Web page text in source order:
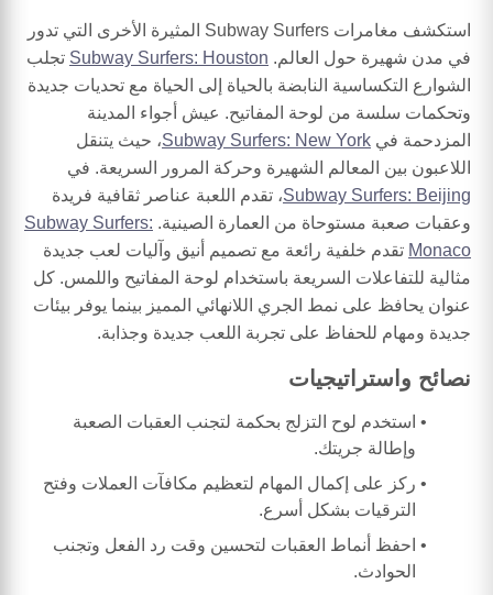
استكشف مغامرات Subway Surfers المثيرة الأخرى التي تدور
في مدن شهيرة حول العالم. Subway Surfers: Houston تجلب
الشوارع التكساسية النابضة بالحياة إلى الحياة مع تحديات جديدة
وتحكمات سلسة من لوحة المفاتيح. عيش أجواء المدينة
المزدحمة في Subway Surfers: New York، حيث يتنقل
اللاعبون بين المعالم الشهيرة وحركة المرور السريعة. في
Subway Surfers: Beijing، تقدم اللعبة عناصر ثقافية فريدة
وعقبات صعبة مستوحاة من العمارة الصينية. Subway Surfers:
Monaco تقدم خلفية رائعة مع تصميم أنيق وآليات لعب جديدة
مثالية للتفاعلات السريعة باستخدام لوحة المفاتيح واللمس. كل
عنوان يحافظ على نمط الجري اللانهائي المميز بينما يوفر بيئات
جديدة ومهام للحفاظ على تجربة اللعب جديدة وجذابة.
نصائح واستراتيجيات
استخدم لوح التزلج بحكمة لتجنب العقبات الصعبة
وإطالة جريتك.
ركز على إكمال المهام لتعظيم مكافآت العملات وفتح
الترقيات بشكل أسرع.
احفظ أنماط العقبات لتحسين وقت رد الفعل وتجنب
الحوادث.